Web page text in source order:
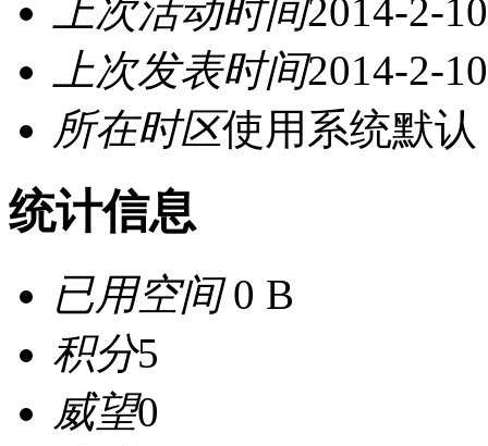
上次活动时间2014-2-
上次发表时间2014-2-
所在时区使用系统默认
统计信息
已用空间0 B
积分5
威望0